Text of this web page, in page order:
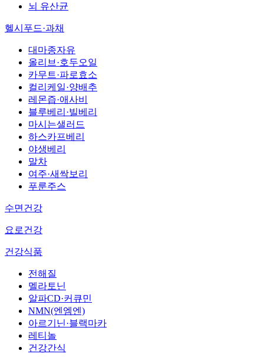
뇌 유산균
헬시푸드·과채
대마종자유
올리브·호두오일
카무트·파로효소
컬리케일·양배추
레몬즙·애사비
블루베리·빌베리
마시는샐러드
하스카프베리
야생베리
말차
여주·새싹보리
푸룬주스
수면건강
요로건강
건강식품
전해질
멜라토닌
알파CD·커큐민
NMN(엔엠엔)
아르기닌·블랙마카
레티놀
건강간식